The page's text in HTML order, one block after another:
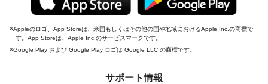
Appleのロゴ、App Storeは、米国もしくはその他の国や地域におけるApple Inc.の商標で
す。App Storeは、Apple Inc.のサービスマークです。
Google Play および Google Play ロゴは Google LLC の商標です。
サポート情報